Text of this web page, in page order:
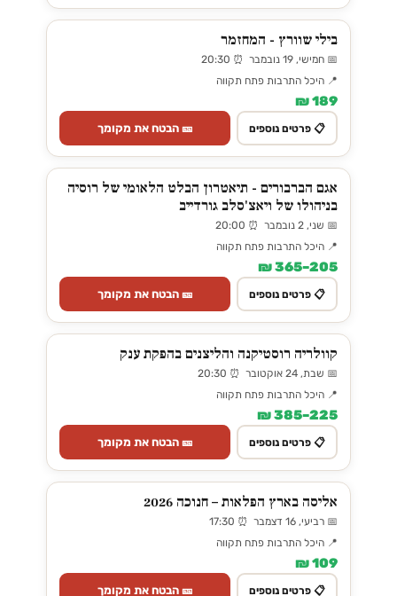
בילי שוורץ - המחזמר
📅 חמישי, 19 נובמבר ⏰ 20:30
📍 היכל התרבות פתח תקווה
189 ₪
📋 פרטים נוספים 🎫 הבטח את מקומך
אגם הברבורים - תיאטרון הבלט הלאומי של רוסיה
בניהולו של ויאצ'סלב גורדייב
📅 שני, 2 נובמבר ⏰ 20:00
📍 היכל התרבות פתח תקווה
205–365 ₪
📋 פרטים נוספים 🎫 הבטח את מקומך
קוולריה רוסטיקנה והליצנים בהפקת ענק
📅 שבת, 24 אוקטובר ⏰ 20:30
📍 היכל התרבות פתח תקווה
225–385 ₪
📋 פרטים נוספים 🎫 הבטח את מקומך
אליסה בארץ הפלאות – חנוכה 2026
📅 רביעי, 16 דצמבר ⏰ 17:30
📍 היכל התרבות פתח תקווה
109 ₪
📋 פרטים נוספים 🎫 הבטח את מקומך